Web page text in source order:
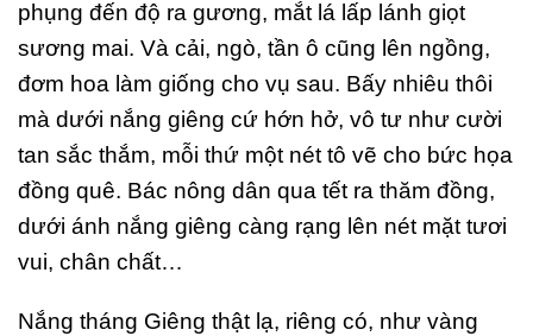
phụng đến độ ra gương, mắt lá lấp lánh giọt
sương mai. Và cải, ngò, tần ô cũng lên ngồng,
đơm hoa làm giống cho vụ sau. Bấy nhiêu thôi
mà dưới nắng giêng cứ hớn hở, vô tư như cười
tan sắc thắm, mỗi thứ một nét tô vẽ cho bức họa
đồng quê. Bác nông dân qua tết ra thăm đồng,
dưới ánh nắng giêng càng rạng lên nét mặt tươi
vui, chân chất…
Nắng tháng Giêng thật lạ, riêng có, như vàng